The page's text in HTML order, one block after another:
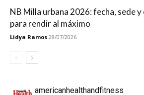
NB Milla urbana 2026: fecha, sede
para rendir al máximo
Lidya Ramos 28/07/2026
americanhealthandfitness